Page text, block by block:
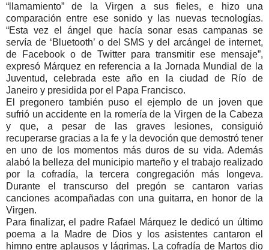
“llamamiento” de la Virgen a sus fieles, e hizo una
comparación entre ese sonido y las nuevas tecnologías.
“Esta vez el ángel que hacía sonar esas campanas se
servía de ‘Bluetooth’ o del SMS y del arcángel de internet,
de Facebook o de Twitter para transmitir ese mensaje”,
expresó Márquez en referencia a la Jornada Mundial de la
Juventud, celebrada este año en la ciudad de Río de
Janeiro y presidida por el Papa Francisco.
El pregonero también puso el ejemplo de un joven que
sufrió un accidente en la romería de la Virgen de la Cabeza
y que, a pesar de las graves lesiones, consiguió
recuperarse gracias a la fe y la devoción que demostró tener
en uno de los momentos más duros de su vida. Además
alabó la belleza del municipio marteño y el trabajo realizado
por la cofradía, la tercera congregación más longeva.
Durante el transcurso del pregón se cantaron varias
canciones acompañadas con una guitarra, en honor de la
Virgen.
Para finalizar, el padre Rafael Márquez le dedicó un último
poema a la Madre de Dios y los asistentes cantaron el
himno entre aplausos y lágrimas. La cofradía de Martos dio